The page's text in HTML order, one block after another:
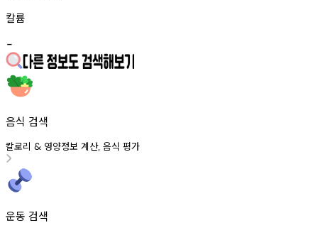
칼륨
-
음식 검색
칼로리 & 영양정보 계산, 음식 평가
운동 검색